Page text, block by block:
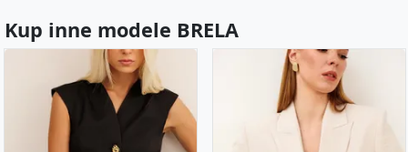
Kup inne modele BRELA